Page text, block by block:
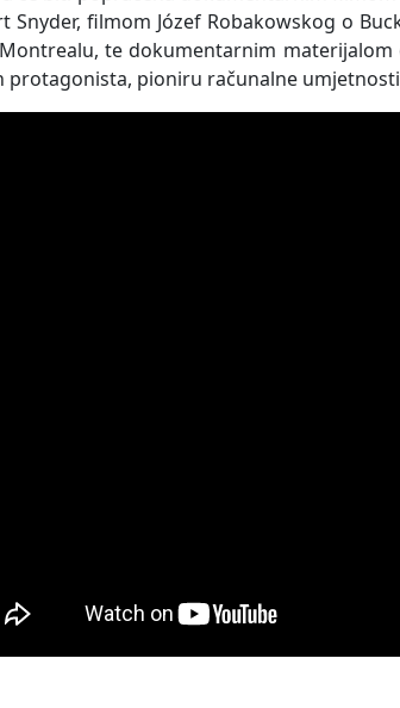
Snyder, filmom Józef Robakowskog o
Montrealu, te dokumentarnim
protagonista, pioniru računalne